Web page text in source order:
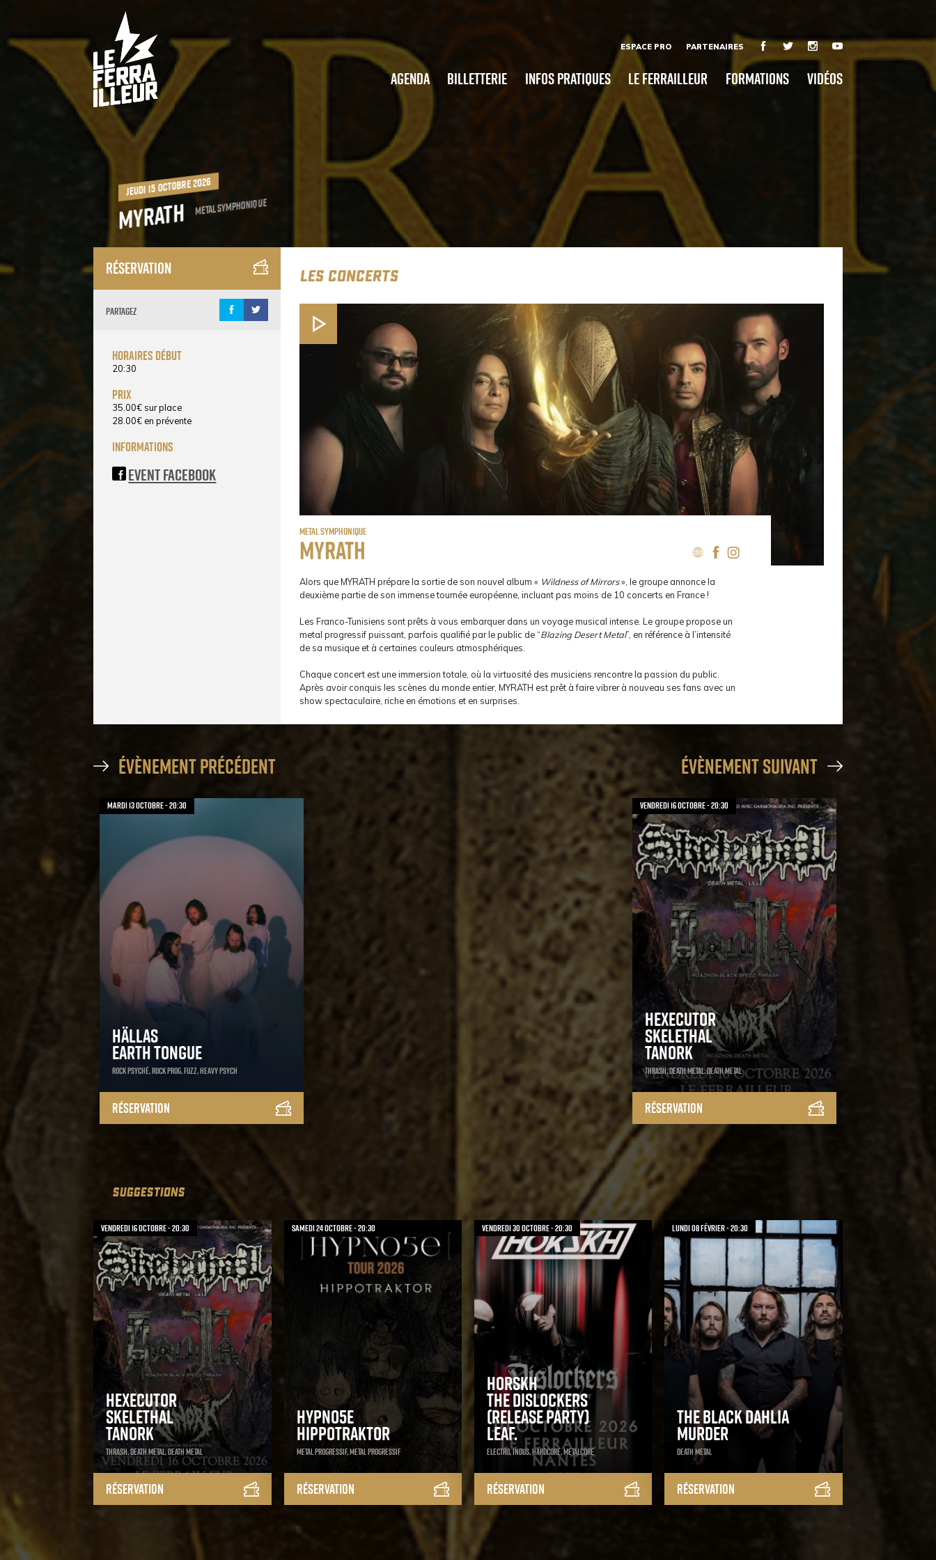
ESPACE PRO PARTENAIRES
Agenda Billetterie Infos pratiques Le Ferrailleur Formations Vidéos
jeudi 15 octobre 2026
Myrath Metal Symphonique
Réservation
Partagez
horaires début
20:30
prix
35.00€ sur place
28.00€ en prévente
informations
Event Facebook
LES CONCERTS
Metal Symphonique
Myrath
Alors que MYRATH prépare la sortie de son nouvel album « Wildness of Mirrors», le groupe annonce la
deuxième partie de son immense tournée européenne, incluant pas moins de 10 concerts en France !
Les Franco-Tunisiens sont prêts à vous embarquer dans un voyage musical intense. Le groupe propose un
metal progressif puissant, parfois qualifié par le public de “Blazing Desert Metal”, en référence à l’intensité
de sa musique et à certaines couleurs atmosphériques.
Chaque concert est une immersion totale, où la virtuosité des musiciens rencontre la passion du public.
Après avoir conquis les scènes du monde entier, MYRATH est prêt à faire vibrer à nouveau ses fans avec un
show spectaculaire, riche en émotions et en surprises.
évènement précédent
mardi 13 octobre - 20:30
Hällas
Earth Tongue
Rock Psyché, Rock Prog, Fuzz, Heavy Psych
Réservation
évènement suivant
vendredi 16 octobre - 20:30
Hexecutor
Skelethal
Tanork
Thrash, Death Metal, Death Metal
Réservation
SUGGESTIONS
vendredi 16 octobre - 20:30
Hexecutor
Skelethal
Tanork
Thrash, Death Metal, Death Metal
Réservation
samedi 24 octobre - 20:30
Hypno5e
Hippotraktor
Metal progressif, Metal progressif
Réservation
vendredi 30 octobre - 20:30
Horskh
The Dislockers
(Release Party)
LEAF.
Electro, Indus, Hardcore, Metalcore
Réservation
lundi 08 février - 20:30
The Black Dahlia
Murder
Death Metal
Réservation